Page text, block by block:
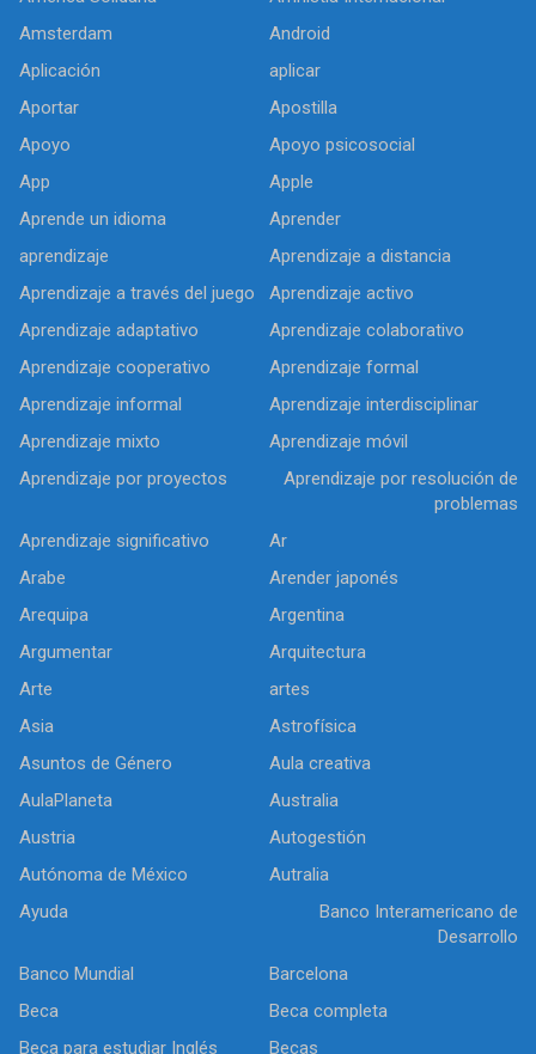
Amsterdam
Android
Aplicación
aplicar
Aportar
Apostilla
Apoyo
Apoyo psicosocial
App
Apple
Aprende un idioma
Aprender
aprendizaje
Aprendizaje a distancia
Aprendizaje a través del juego
Aprendizaje activo
Aprendizaje adaptativo
Aprendizaje colaborativo
Aprendizaje cooperativo
Aprendizaje formal
Aprendizaje informal
Aprendizaje interdisciplinar
Aprendizaje mixto
Aprendizaje móvil
Aprendizaje por proyectos
Aprendizaje por resolución de
problemas
Aprendizaje significativo
Ar
Arabe
Arender japonés
Arequipa
Argentina
Argumentar
Arquitectura
Arte
artes
Asia
Astrofísica
Asuntos de Género
Aula creativa
AulaPlaneta
Australia
Austria
Autogestión
Autónoma de México
Autralia
Ayuda
Banco Interamericano de
Desarrollo
Banco Mundial
Barcelona
Beca
Beca completa
Beca para estudiar Inglés
Becas